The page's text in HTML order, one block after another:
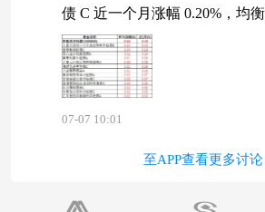
债 C 近一个月涨幅 0.20%，均
散风险，不用频繁操作，闲钱放
商添华纯债C$ #“韬定律”V2发
机遇#
07-07 10:01
至APP查看更多讨论